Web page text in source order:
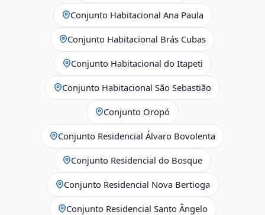
Conjunto Habitacional Ana Paula
Conjunto Habitacional Brás Cubas
Conjunto Habitacional do Itapeti
Conjunto Habitacional São Sebastião
Conjunto Oropó
Conjunto Residencial Álvaro Bovolenta
Conjunto Residencial do Bosque
Conjunto Residencial Nova Bertioga
Conjunto Residencial Santo Ângelo